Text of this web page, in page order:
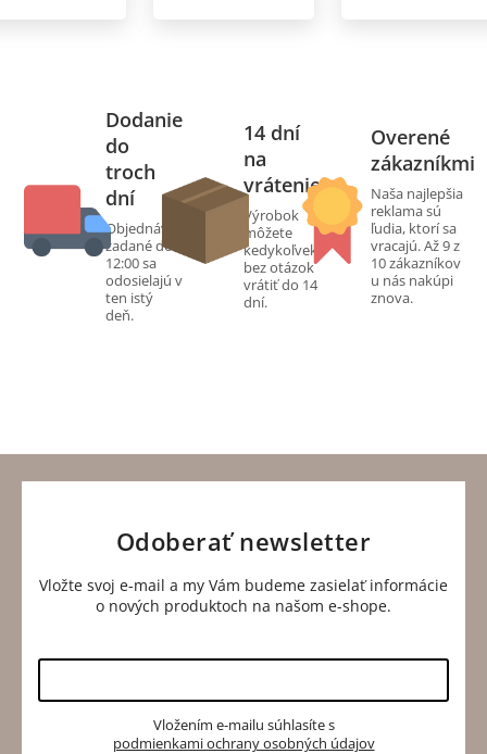
Dodanie
do
troch
dní
Objednávky
zadané do
12:00 sa
odosielajú v
ten istý
deň.
14 dní
na
vrátenie
Výrobok
môžete
kedykoľvek
bez otázok
vrátiť do 14
dní.
Overené
zákazníkmi
Naša najlepšia
reklama sú
ľudia, ktorí sa
vracajú. Až 9 z
10 zákazníkov
u nás nakúpi
znova.
Odoberať newsletter
Vložte svoj e-mail a my Vám budeme zasielať informácie
o nových produktoch na našom e-shope.
Vložením e-mailu súhlasíte s
podmienkami ochrany osobných údajov